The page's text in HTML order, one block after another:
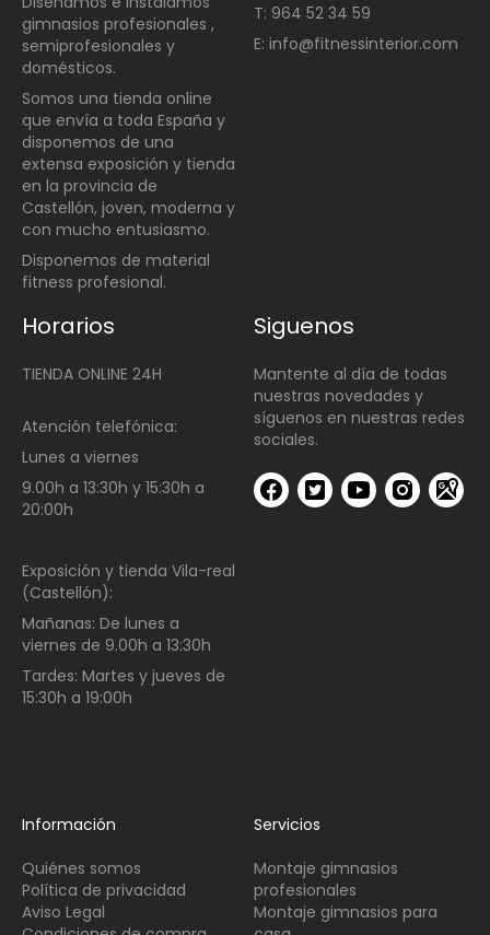
gimnasios profesionales ,
semiprofesionales y
domésticos.
Somos una tienda online
que envía a toda España y
disponemos de una
extensa exposición y tienda
en la provincia de
Castellón, joven, moderna y
con mucho entusiasmo.
Disponemos de material
fitness profesional.
T: 964 52 34 59
E: info@fitnessinterior.com
Horarios
TIENDA ONLINE 24H
Atención telefónica:
Lunes a viernes
9.00h a 13:30h y 15:30h a
20:00h
Exposición y tienda Vila-real
(Castellón):
Mañanas: De lunes a
viernes de 9.00h a 13:30h
Tardes: Martes y jueves de
15:30h a 19:00h
Siguenos
Mantente al día de todas
nuestras novedades y
síguenos en nuestras redes
sociales.
Información
Quiénes somos
Política de privacidad
Aviso Legal
Servicios
Montaje gimnasios
profesionales
Montaje gimnasios para